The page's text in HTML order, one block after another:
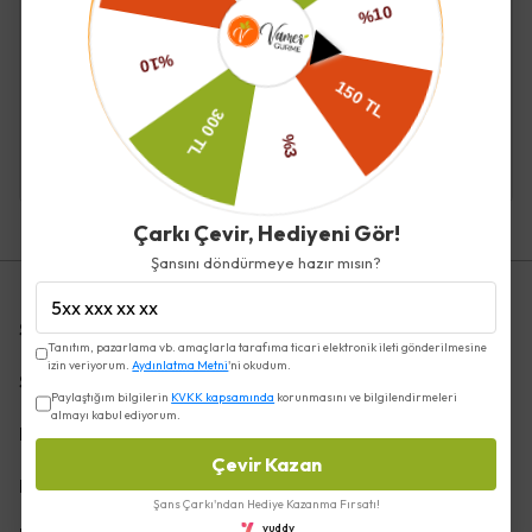
KARADANE
Çanakkale Kuru Sele
Zeytin (az tuzlu) -
KARADANE
Çanakkale Kuru Sele
Zeytin 1 Kg (351-380)(az
tuzlu) - Karadane
₺ 715.00
Sözleşmeler
Sipariş
Hızlı Erişim
Kategoriler
Çarkı Çevir, Hediyeni Gör!
Şansını döndürmeye hazır mısın?
Tanıtım, pazarlama vb. amaçlarla tarafıma ticari elektronik ileti gönderilmesine
izin veriyorum.Aydınlatma Metni'ni okudum.
Paylaştığım bilgilerin KVKK kapsamında korunmasını ve bilgilendirmeleri
almayı kabul ediyorum.
Çevir Kazan
Şans Çarkı'ndan Hediye Kazanma Fırsatı!
yuddy